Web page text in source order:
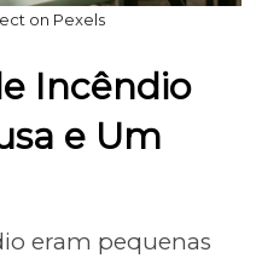
on Pexels
Incêndio
e Um
eram pequenas